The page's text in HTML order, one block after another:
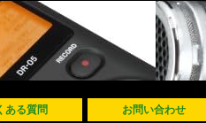
ある質問 お問い合わせ